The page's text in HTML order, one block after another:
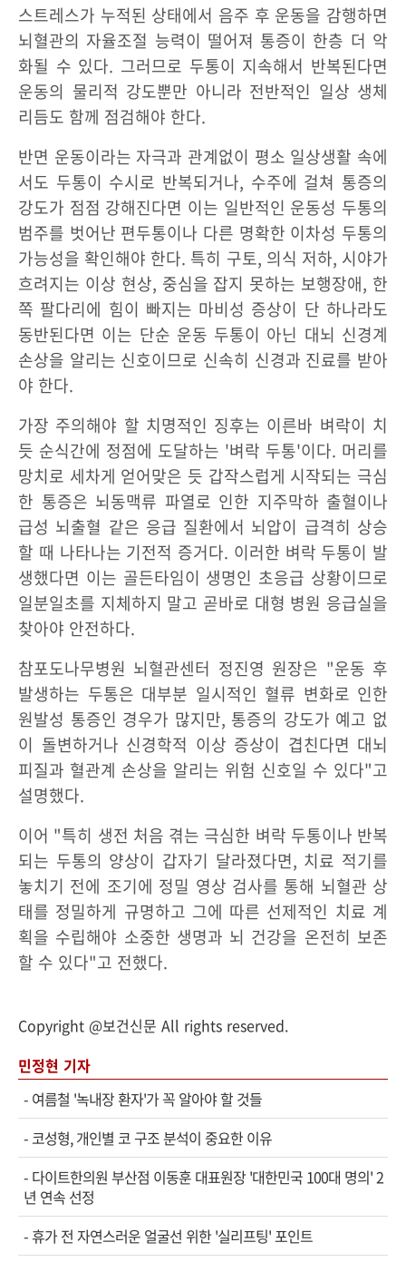
스트레스가 누적된 상태에서 음주 후 운동을 감행하면
뇌혈관의 자율조절 능력이 떨어져 통증이 한층 더 악
화될 수 있다. 그러므로 두통이 지속해서 반복된다면
운동의 물리적 강도뿐만 아니라 전반적인 일상 생체
리듬도 함께 점검해야 한다.
반면 운동이라는 자극과 관계없이 평소 일상생활 속에
서도 두통이 수시로 반복되거나, 수주에 걸쳐 통증의
강도가 점점 강해진다면 이는 일반적인 운동성 두통의
범주를 벗어난 편두통이나 다른 명확한 이차성 두통의
가능성을 확인해야 한다. 특히 구토, 의식 저하, 시야가
흐려지는 이상 현상, 중심을 잡지 못하는 보행장애, 한
쪽 팔다리에 힘이 빠지는 마비성 증상이 단 하나라도
동반된다면 이는 단순 운동 두통이 아닌 대뇌 신경계
손상을 알리는 신호이므로 신속히 신경과 진료를 받아
야 한다.
가장 주의해야 할 치명적인 징후는 이른바 벼락이 치
듯 순식간에 정점에 도달하는 '벼락 두통'이다. 머리를
망치로 세차게 얻어맞은 듯 갑작스럽게 시작되는 극심
한 통증은 뇌동맥류 파열로 인한 지주막하 출혈이나
급성 뇌출혈 같은 응급 질환에서 뇌압이 급격히 상승
할 때 나타나는 기전적 증거다. 이러한 벼락 두통이 발
생했다면 이는 골든타임이 생명인 초응급 상황이므로
일분일초를 지체하지 말고 곧바로 대형 병원 응급실을
찾아야 안전하다.
참포도나무병원 뇌혈관센터 정진영 원장은 "운동 후
발생하는 두통은 대부분 일시적인 혈류 변화로 인한
원발성 통증인 경우가 많지만, 통증의 강도가 예고 없
이 돌변하거나 신경학적 이상 증상이 겹친다면 대뇌
피질과 혈관계 손상을 알리는 위험 신호일 수 있다"고
설명했다.
이어 "특히 생전 처음 겪는 극심한 벼락 두통이나 반복
되는 두통의 양상이 갑자기 달라졌다면, 치료 적기를
놓치기 전에 조기에 정밀 영상 검사를 통해 뇌혈관 상
태를 정밀하게 규명하고 그에 따른 선제적인 치료 계
획을 수립해야 소중한 생명과 뇌 건강을 온전히 보존
할 수 있다"고 전했다.
Copyright @보건신문 All rights reserved.
민정현 기자
- 여름철 '녹내장 환자'가 꼭 알아야 할 것들
- 코성형, 개인별 코 구조 분석이 중요한 이유
- 다이트한의원 부산점 이동훈 대표원장 '대한민국 100대 명의' 2
년 연속 선정
-휴가 전 자연스러운 얼굴선 위한 '실리프팅' 포인트